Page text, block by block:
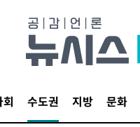
회 수도권 지방 문화